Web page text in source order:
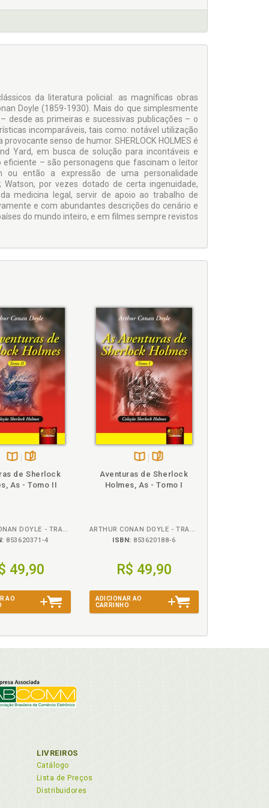
da literatura policial: as magníficas obras
Doyle (1859-1930). Mais do que simplesmente
desde as primeiras e sucessivas publicações – o
incomparáveis, tais como: notável utilização
senso de humor. SHERLOCK HOLMES é
Yard, em busca de solução para incontáveis e
– são personagens que fascinam o leitor
ou então a expressão de uma personalidade
por vezes dotado de certa ingenuidade,
medicina legal, servir de apoio ao trabalho de
e com abundantes descrições do cenário e
do mundo inteiro, e em filmes sempre revistos
na
B.V.
de Sherlock
As - Tomo II
ARTHUR CONAN DOYLE - TRADUTORA LOURDES BAGATIM
853620371-4
49,90
AO
na
B.V.
Aventuras de Sherlock
Holmes, As - Tomo I
ARTHUR CONAN DOYLE - TRADUTORA LOURDES BAGATIM
ISBN: 853620188-6
R$ 49,90
ADICIONAR AO
CARRINHO
LIVREIROS
Catálogo
Lista de Preços
Distribuidores